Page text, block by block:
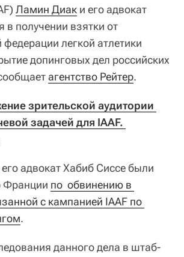
Ламин Диак и его адвокат
в получении взятки от
федерации легкой атлетики
допинговых дел российских
агентство Рейтер.
зрительской аудитории
задачей для IAAF.
адвокат Хабиб Сиссе были
Франции по  обвинению в
с кампанией IAAF по
.
данного дела в штаб-